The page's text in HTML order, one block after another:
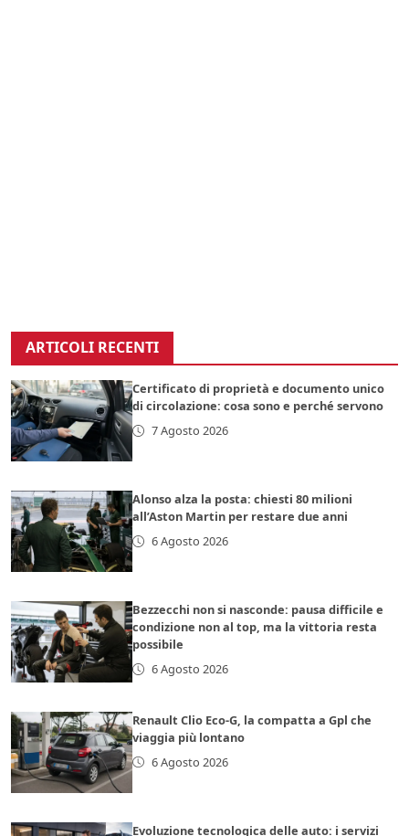
ARTICOLI RECENTI
Certificato di proprietà e documento unico
di circolazione: cosa sono e perché servono
7 Agosto 2026
Alonso alza la posta: chiesti 80 milioni
all’Aston Martin per restare due anni
6 Agosto 2026
Bezzecchi non si nasconde: pausa difficile e
condizione non al top, ma la vittoria resta
possibile
6 Agosto 2026
Renault Clio Eco-G, la compatta a Gpl che
viaggia più lontano
6 Agosto 2026
Evoluzione tecnologica delle auto: i servizi